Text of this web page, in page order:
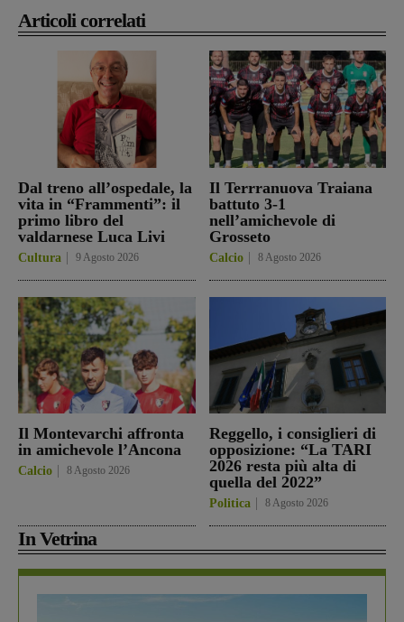
Articoli correlati
Dal treno all’ospedale, la
vita in “Frammenti”: il
primo libro del
valdarnese Luca Livi
Cultura 9 Agosto 2026
Il Terrranuova Traiana
battuto 3-1
nell’amichevole di
Grosseto
Calcio 8 Agosto 2026
Il Montevarchi affronta
in amichevole l’Ancona
Calcio 8 Agosto 2026
Reggello, i consiglieri di
opposizione: “La TARI
2026 resta più alta di
quella del 2022”
Politica 8 Agosto 2026
In Vetrina